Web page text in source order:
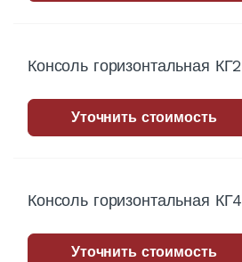
Консоль горизонтальная КГ2
Уточнить стоимость
Консоль горизонтальная КГ4
Уточнить стоимость